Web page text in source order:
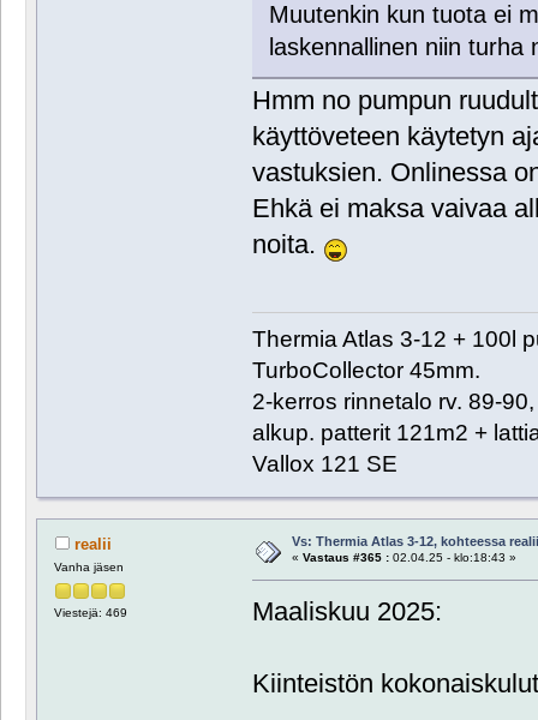
Muutenkin kun tuota ei
laskennallinen niin
Hmm no pumpun
käyttöveteen käytetyn
vastuksien. Onlinessa
Ehkä ei maksa vaivaa
noita.
Thermia Atlas 3-12 + 100l
TurboCollector 45mm.
2-kerros rinnetalo rv. 89-
alkup. patterit 121m2 +
Vallox 121 SE
realii
Vanha jäsen
Viestejä: 469
Vs: Thermia Atlas 3-12, kohteessa realii
« Vastaus #365 :02.04.25 - klo:18:43 »
Maaliskuu 2025:
Kiinteistön